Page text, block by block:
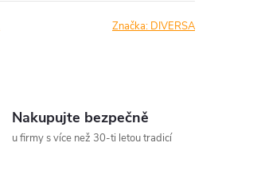
Značka: DIVERSA
Nakupujte bezpečně
u firmy s více než 30-ti letou tradicí